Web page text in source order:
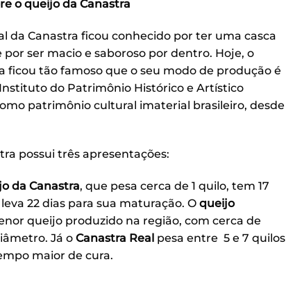
o queijo da Canastra
da Canastra ficou conhecido por ter uma casca
ser macio e saboroso por dentro. Hoje, o
ficou tão famoso que o seu modo de produção é
do Patrimônio Histórico e Artístico
patrimônio cultural imaterial brasileiro, desde
possui três apresentações:
da Canastra, que pesa cerca de 1 quilo, tem 17
22 dias para sua maturação. O queijo
queijo produzido na região, com cerca de
Já o Canastra Real pesa entre 5 e 7 quilos
maior de cura.